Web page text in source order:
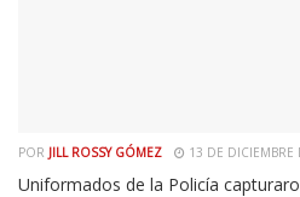
POR JILL ROSSY GÓMEZ 13 DE DICIEMBRE
Uniformados de la Policía